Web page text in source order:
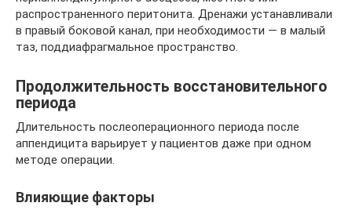
распространенного перитонита. Дренажи устанавливали
в правый боковой канал, при необходимости — в малый
таз, поддиафрагмальное пространство.
Продолжительность восстановительного
периода
Длительность послеоперационного периода после
аппендицита варьирует у пациентов даже при одном
методе операции.
Влияющие факторы